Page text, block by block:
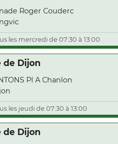
Roger Couderc
les mercredi de 07:30 à 13:00
de Dijon
Pl A Chanlon
les jeudi de 07:30 à 13:00
de Dijon